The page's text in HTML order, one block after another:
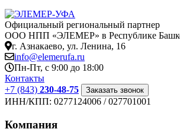
Официальный региональный партнер
ООО НПП «ЭЛЕМЕР» в Республике
г. Азнакаево, ул. Ленина, 16
info@elemerufa.ru
Пн-Пт, с 9:00 до 18:00
Контакты
+7 (843) 230-48-75 Заказать звонок
ИНН/КПП: 0277124006 / 027701001
Компания